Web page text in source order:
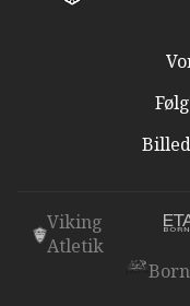
Viking
Atletik